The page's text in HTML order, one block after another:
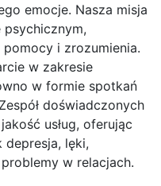
emocje. Nasza misja
i zrozumienia.
w zakresie
w formie spotkań
doświadczonych
usług, oferując
lęki,
w relacjach.